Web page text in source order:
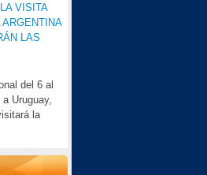
VISITA
ARGENTINA
LAS
del 6 al
Uruguay,
la